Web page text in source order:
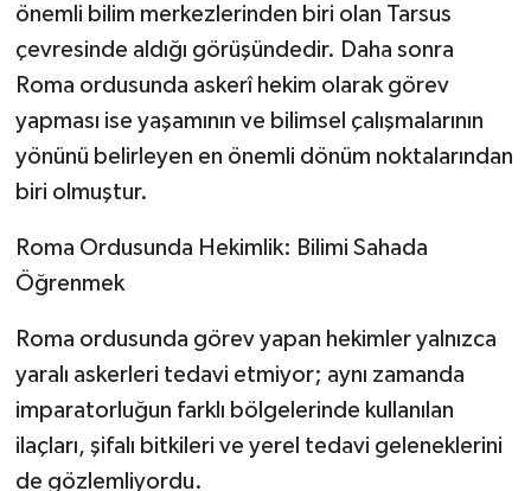
önemli bilim merkezlerinden biri olan Tarsus
çevresinde aldığı görüşündedir. Daha sonra
Roma ordusunda askerî hekim olarak görev
yapması ise yaşamının ve bilimsel çalışmalarının
yönünü belirleyen en önemli dönüm noktalarından
biri olmuştur.
Roma Ordusunda Hekimlik: Bilimi Sahada
Öğrenmek
Roma ordusunda görev yapan hekimler yalnızca
yaralı askerleri tedavi etmiyor; aynı zamanda
imparatorluğun farklı bölgelerinde kullanılan
ilaçları, şifalı bitkileri ve yerel tedavi geleneklerini
de gözlemliyordu.